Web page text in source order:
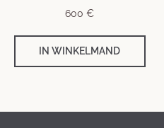
600€
IN WINKELMAND